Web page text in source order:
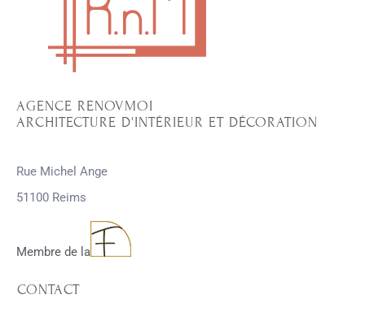
AGENCE RENOVMOI
ARCHITECTURE D'INTÉRIEUR ET DÉCORATION
Rue Michel Ange
51100 Reims
Membre de la
CONTACT